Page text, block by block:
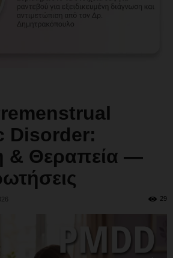
Disorder:
& Θεραπεία —
29